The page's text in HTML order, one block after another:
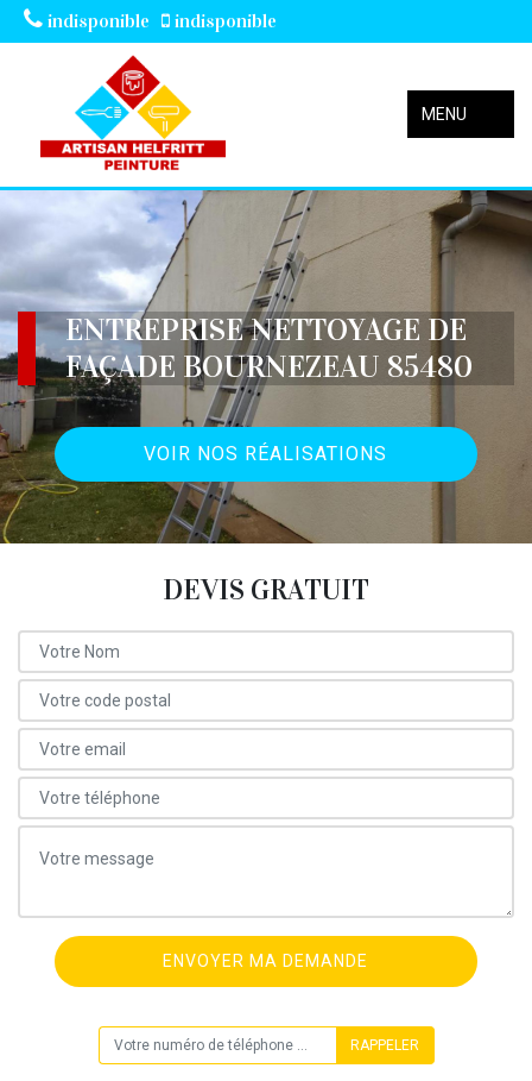
indisponible indisponible
MENU
ENTREPRISE NETTOYAGE DE
FAÇADE BOURNEZEAU 85480
VOIR NOS RÉALISATIONS
DEVIS GRATUIT